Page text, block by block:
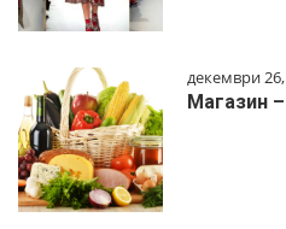
декември
Магазин